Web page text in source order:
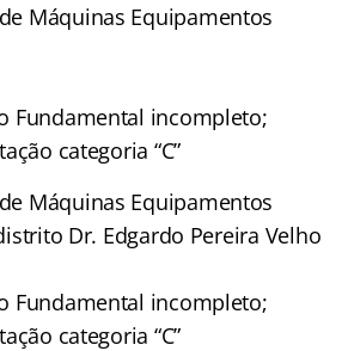
Máquinas Equipamentos
Fundamental incompleto;
categoria “C”
Máquinas Equipamentos
Dr. Edgardo Pereira Velho
Fundamental incompleto;
categoria “C”